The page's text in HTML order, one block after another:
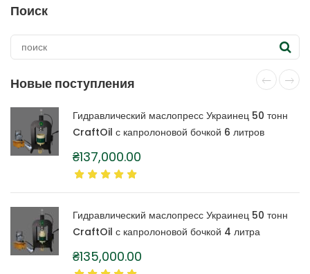
Поиск
Новые поступления
Гидравлический маслопресс Украинец 50 тонн
CraftOil с капролоновой бочкой 6 литров
₴137,000.00
Гидравлический маслопресс Украинец 50 тонн
CraftOil с капролоновой бочкой 4 литра
₴135,000.00